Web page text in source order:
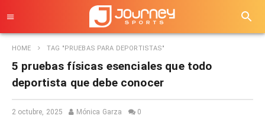
HOME TAG "PRUEBAS PARA DEPORTISTAS"
5 pruebas físicas esenciales que todo
deportista que debe conocer
2 octubre, 2025 Mónica Garza 0